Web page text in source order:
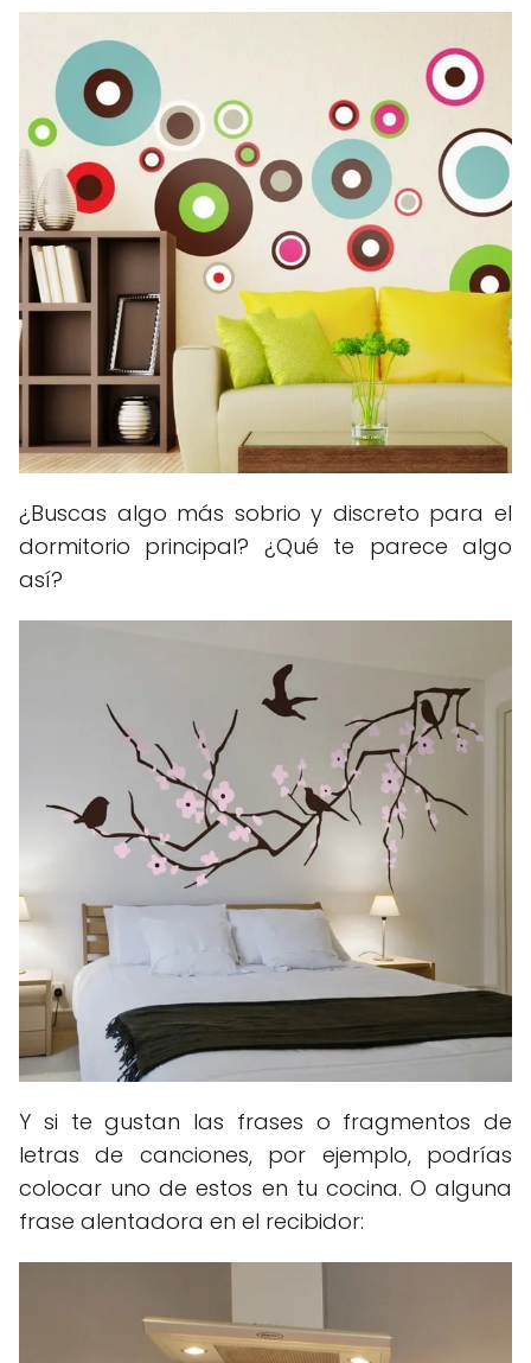
¿Buscas algo más sobrio y discreto para el
dormitorio principal? ¿Qué te parece algo
así?
Y si te gustan las frases o fragmentos de
letras de canciones, por ejemplo, podrías
colocar uno de estos en tu cocina. O alguna
frase alentadora en el recibidor: